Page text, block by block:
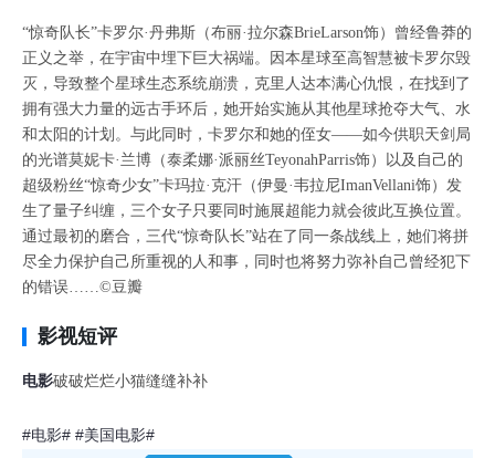
“惊奇队长”卡罗尔·丹弗斯（布丽·拉尔森BrieLarson饰）曾经鲁莽的
正义之举，在宇宙中埋下巨大祸端。因本星球至高智慧被卡罗尔毁
灭，导致整个星球生态系统崩溃，克里人达本满心仇恨，在找到了
拥有强大力量的远古手环后，她开始实施从其他星球抢夺大气、水
和太阳的计划。与此同时，卡罗尔和她的侄女——如今供职天剑局
的光谱莫妮卡·兰博（泰柔娜·派丽丝TeyonahParris饰）以及自己的
超级粉丝“惊奇少女”卡玛拉·克汗（伊曼·韦拉尼ImanVellani饰）发
生了量子纠缠，三个女子只要同时施展超能力就会彼此互换位置。
通过最初的磨合，三代“惊奇队长”站在了同一条战线上，她们将拼
尽全力保护自己所重视的人和事，同时也将努力弥补自己曾经犯下
的错误……©豆瓣
影视短评
电影破破烂烂小猫缝缝补补
#电影# #美国电影#